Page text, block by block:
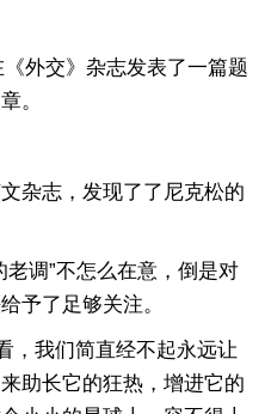
外交》杂志发表了一篇题
。
志，发现了了尼克松的
调”不怎么在意，倒是对
予了足够关注。
我们简直经不起永远让
助长它的狂热，增进它的